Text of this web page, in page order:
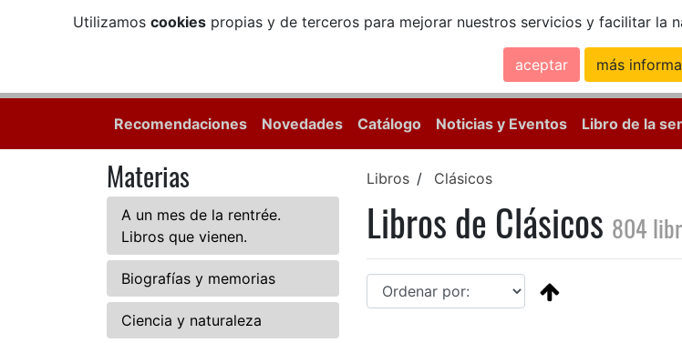
Utilizamos cookiespropias y de terceros para mejorar nuestros servicios y facilitar la
aceptar más
Recomendaciones Novedades Catálogo Noticias y Eventos Libro de la
Materias
A un mes de la rentrée.
Libros que vienen.
Biografías y memorias
Ciencia y naturaleza
Libros Clásicos
Libros de Clásicos 804